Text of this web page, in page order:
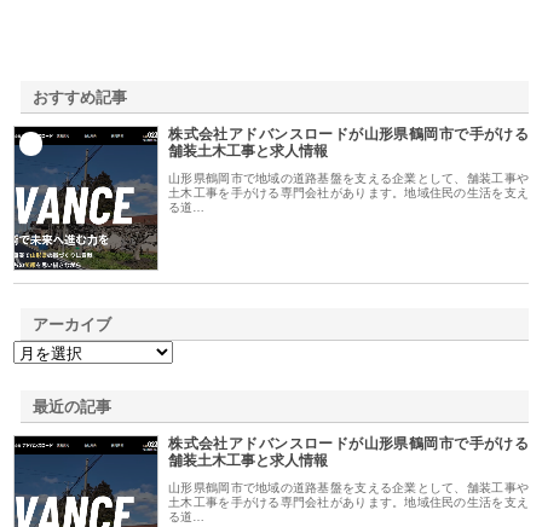
おすすめ記事
株式会社アドバンスロードが山形県鶴岡市で手がける
舗装土木工事と求人情報
山形県鶴岡市で地域の道路基盤を支える企業として、舗装工事や
土木工事を手がける専門会社があります。地域住民の生活を支え
る道…
アーカイブ
最近の記事
株式会社アドバンスロードが山形県鶴岡市で手がける
舗装土木工事と求人情報
山形県鶴岡市で地域の道路基盤を支える企業として、舗装工事や
土木工事を手がける専門会社があります。地域住民の生活を支え
る道…